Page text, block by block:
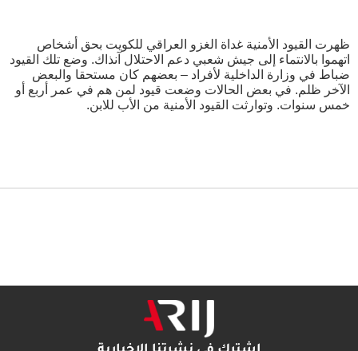
ظهرت القيود الأمنية غداة الغزو العراقي للكويت بحق أشخاص
اتهموا بالانتماء إلى جيش شعبي دعم الاحتلال آنذاك. وضع تلك القيود
ضباط في وزارة الداخلية لأفراد – بعضهم كان مستحقا والبعض
الآخر ظلم. في بعض الحالات وضعت قيود لمن هم في عمر أربع أو
خمس سنوات. وتوارثت القيود الأمنية من الأب للابن.